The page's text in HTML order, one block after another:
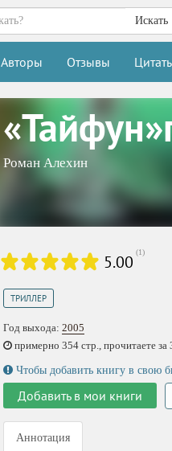
Искать
Авторы Отзывы
Роман Алехин
5.00 (1)
ТРИЛЛЕР
Год выхода: 2005
примерно 354 стр., прочитаете за
Чтобы добавить книгу в свою
Добавить в мои книги
Аннотация